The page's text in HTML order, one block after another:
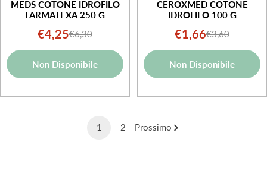
MEDS COTONE IDROFILO
FARMATEXA 250 G
Prezzo
di
vendita
€4,25Prezzo
normale
€6,30
Non Disponibile
CEROXMED COTONE
IDROFILO 100 G
Prezzo
di
vendita
€1,66Prezzo
normale
€3,60
Non Disponibile
1 2 Prossimo